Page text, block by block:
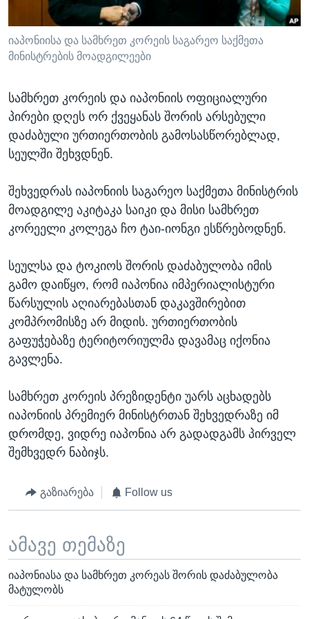
ᲡᲢᲣᲓᲘᲐ ᲕᲐᲨᲘᲜᲒᲢᲝᲜᲘ
ᲔᲙᲝᲜᲝᲛᲘᲙᲐ
ᲯᲐᲜᲛᲠᲗᲔᲚᲝᲑᲐ
ᲛᲔᲪᲜᲘᲔᲠᲔᲑᲐ
ᲙᲣᲚᲢᲣᲠᲐ
ᲒᲐᲚᲘᲚᲔᲝ
ᲓᲔᲖᲘᲜᲤᲝᲠᲛᲐᲪᲘᲐ
Learning English
ᲗᲕᲐᲚᲘ ᲒᲕᲐᲓᲔᲕᲜᲔᲗ
ენები
იაპონიისა და სამხრეთ კორეის საგარეო საქმეთა
მინისტრების მოადგილეები
სამხრეთ კორეის და იაპონიის ოფიციალური
პირები დღეს ორ ქვეყანას შორის არსებული
დაძაბული ურთიერთობის გამოსასწორებლად,
სეულში შეხვდნენ.
შეხვედრას იაპონიის საგარეო საქმეთა მინისტრის
მოადგილე აკიტაკა საიკი და მისი სამხრეთ
კორეელი კოლეგა ჩო ტაი-იონგი ესწრებოდნენ.
სეულსა და ტოკიოს შორის დაძაბულობა იმის
გამო დაიწყო, რომ იაპონია იმპერიალისტური
წარსულის აღიარებასთან დაკავშირებით
კომპრომისზე არ მიდის. ურთიერთობის
გაფუჭებაზე ტერიტორიულმა დავამაც იქონია
გავლენა.
სამხრეთ კორეის პრეზიდენტი უარს აცხადებს
იაპონიის პრემიერ მინისტრთან შეხვედრაზე იმ
დრომდე, ვიდრე იაპონია არ გადადგამს პირველ
შემხვედრ ნაბიჯს.
გაზიარება Follow us
ამავე თემაზე
იაპონიასა და სამხრეთ კორეას შორის დაძაბულობა
მატულობს